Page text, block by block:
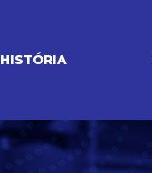
HISTÓRIA